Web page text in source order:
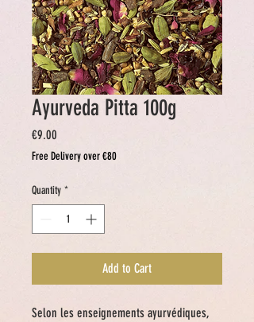
Ayurveda Pitta 100g
€9.00
Free Delivery over €80
Quantity *
Add to Cart
Selon les enseignements ayurvédiques,